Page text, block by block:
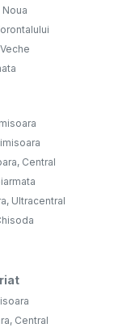
Central
Ultracentral
Central